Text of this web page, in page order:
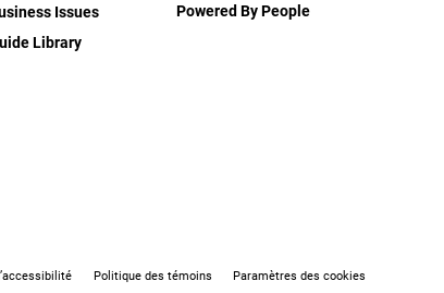
Issues
Library
Powered By People
Politique des témoins Paramètres des cookies